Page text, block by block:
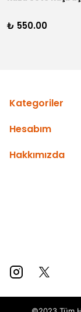
₺ 550.00
Kategoriler
Hesabım
Hakkımızda